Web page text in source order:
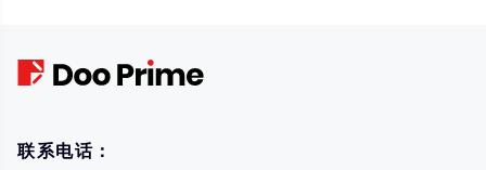
联系电话：